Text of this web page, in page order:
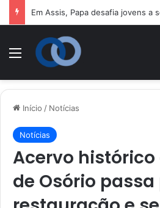
Em Assis, Papa desafia jovens
Menu
Início / Notícias
Notícias
Acervo histórico
de Osório passa